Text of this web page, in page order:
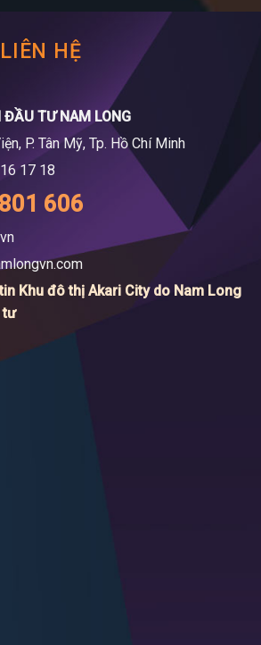
HỆ
ĐẦU TƯ NAM LONG
P. Tân Mỹ, Tp. Hồ Chí Minh
17 18
606
Khu đô thị Akari City do Nam Long
tư